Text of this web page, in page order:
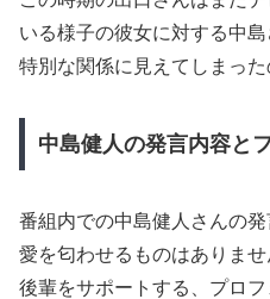
いる様子の彼女に対する中
特別な関係に見えてしまった
中島健人の発言内容と
番組内での中島健人さんの
愛を匂わせるものはありま
後輩をサポートする、プロ